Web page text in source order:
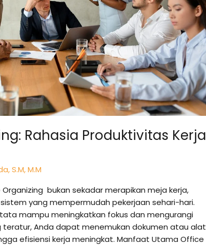
Rahasia Produktivitas Kerja
S.M, M.M
bukan sekadar merapikan meja kerja,
yang mempermudah pekerjaan sehari-hari.
mampu meningkatkan fokus dan mengurangi
teratur, Anda dapat menemukan dokumen atau alat
efisiensi kerja meningkat. Manfaat Utama Office